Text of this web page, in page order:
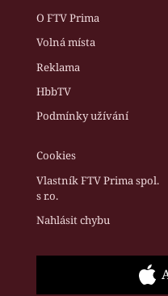
O FTV Prima
Volná místa
Reklama
HbbTV
Podmínky užívání
Cookies
Vlastník FTV Prima spol.
s r.o.
Nahlásit chybu